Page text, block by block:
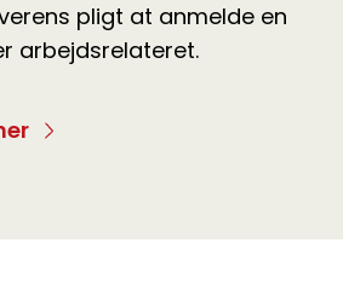
pligt at anmelde en
arbejdsrelateret.